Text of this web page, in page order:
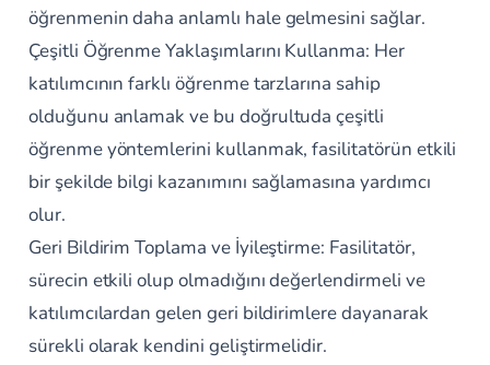
öğrenmenin daha anlamlı hale gelmesini sağlar.
Çeşitli Öğrenme Yaklaşımlarını Kullanma: Her
katılımcının farklı öğrenme tarzlarına sahip
olduğunu anlamak ve bu doğrultuda çeşitli
öğrenme yöntemlerini kullanmak, fasilitatörün etkili
bir şekilde bilgi kazanımını sağlamasına yardımcı
olur.
Geri Bildirim Toplama ve İyileştirme: Fasilitatör,
sürecin etkili olup olmadığını değerlendirmeli ve
katılımcılardan gelen geri bildirimlere dayanarak
sürekli olarak kendini geliştirmelidir.